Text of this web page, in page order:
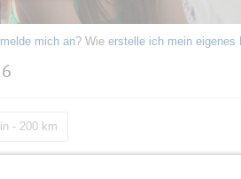
mich an? Wie erstelle ich mein eigenes
- 200 km